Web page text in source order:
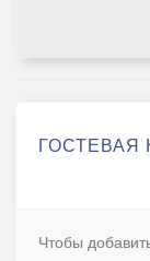
ГОСТЕВАЯ
Чтобы